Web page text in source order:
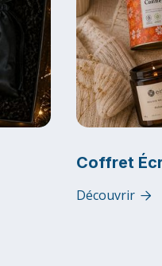
Coffret
Découvrir 